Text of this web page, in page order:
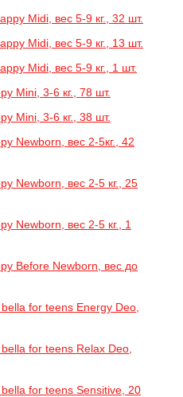
Midi, вес 5-9 кг., 32 шт.
Midi, вес 5-9 кг., 13 шт.
Midi, вес 5-9 кг., 1 шт.
Mini, 3-6 кг., 78 шт.
Mini, 3-6 кг., 38 шт.
Newborn, вес 2-5кг., 42
Newborn, вес 2-5 кг., 25
Newborn, вес 2-5 кг., 1
Before Newborn, вес до
for teens Energy Deo,
for teens Relax Deo,
for teens Sensitive, 20